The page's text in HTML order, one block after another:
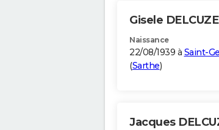
Gisele DELCUZE
Naissance
22/08/1939 à Saint-
(Sarthe)
Jacques